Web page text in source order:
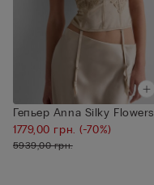
Гепьер Anna Silky Flowers
1779,00 грн.(-70%)
5939,00 грн.